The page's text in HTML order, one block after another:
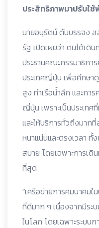
ประสิทธิภาพมาปรับใ
นายอนุรัตน์ ตันบรรจง ส
รัฐ เปิดเผยว่า ตนได้เดิ
ประธานคณะกรรมาธิกา
ประเทศญี่ปุ่น เพื่อศึกษา
สูง ท่าเรือน้ำลึก และกา
ญี่ปุ่น เพราะเป็นประเท
และให้บริการทั่วถึงมาก
หนาแน่นและตรงเวลา ทั้
สบาย โดยเฉพาะการเ
ที่สุด
“เครือข่ายการคมนาคม
ที่ดีมาก ๆ เนื่องจากมีร
ในโลก โดยเฉพาะระบ